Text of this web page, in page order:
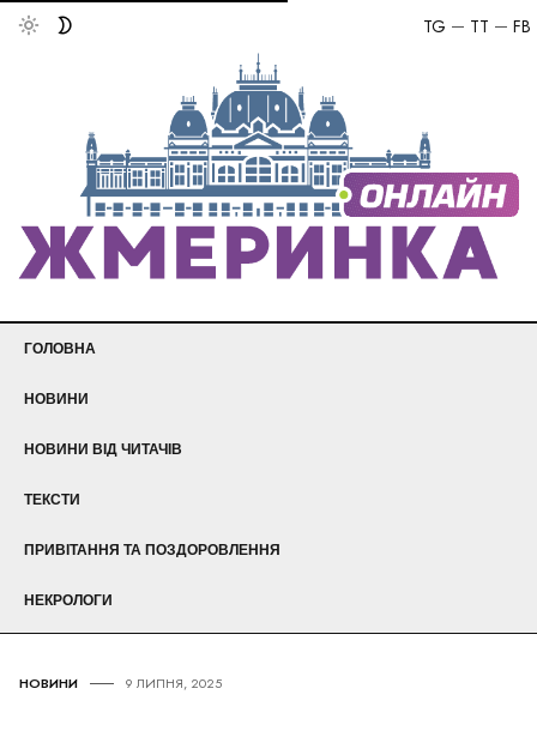
FB
TT
TG
ГОЛОВНА
НОВИНИ
НОВИНИ ВІД ЧИТАЧІВ
ТЕКСТИ
ПРИВІТАННЯ ТА ПОЗДОРОВЛЕННЯ
НЕКРОЛОГИ
НОВИНИ 9 ЛИПНЯ, 2025